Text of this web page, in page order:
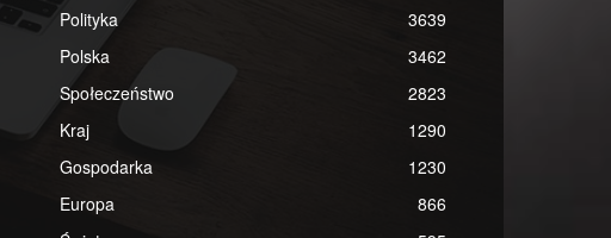
Polityka
3639
Polska
3462
Społeczeństwo
2823
Kraj
1290
Gospodarka
1230
Europa
866